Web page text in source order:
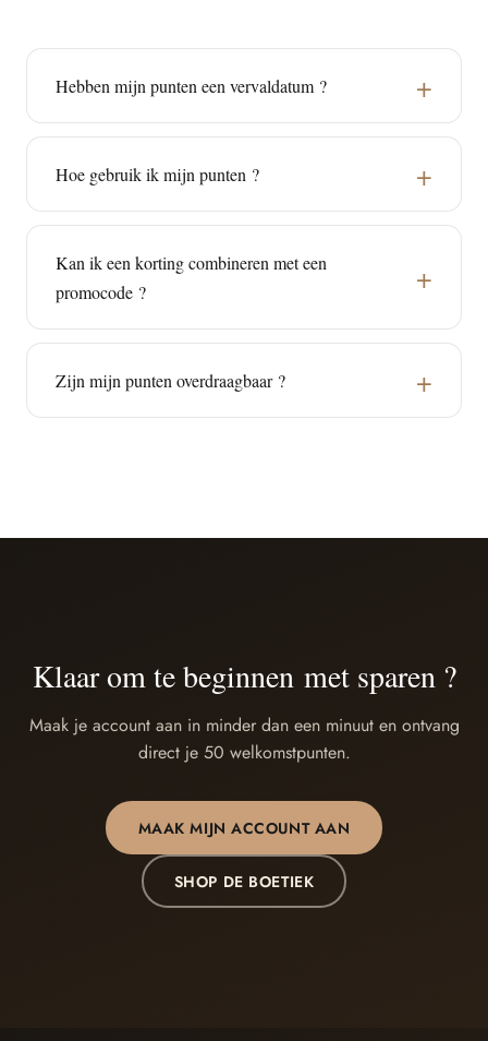
Hebben mijn punten een vervaldatum ?
Hoe gebruik ik mijn punten ?
Kan ik een korting combineren met een
promocode ?
Zijn mijn punten overdraagbaar ?
Klaar om te beginnen met sparen ?
Maak je account aan in minder dan een minuut en ontvang
direct je 50 welkomstpunten.
MAAK MIJN ACCOUNT AAN
SHOP DE BOETIEK